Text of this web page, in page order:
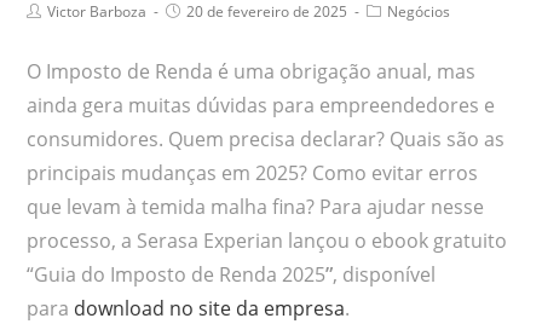
Victor Barboza 20 de fevereiro de 2025 Negócios
O Imposto de Renda é uma obrigação anual, mas
ainda gera muitas dúvidas para empreendedores e
consumidores. Quem precisa declarar? Quais são as
principais mudanças em 2025? Como evitar erros
que levam à temida malha fina? Para ajudar nesse
processo, a Serasa Experian lançou o ebook gratuito
“Guia do Imposto de Renda 2025”, disponível
para download no site da empresa.